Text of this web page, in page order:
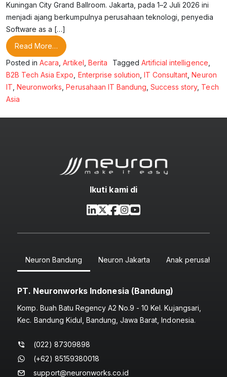
Kuningan City Grand Ballroom. Jakarta, pada 1–2 Juli 2026 ini
menjadi ajang berkumpulnya perusahaan teknologi, penyedia
Software as a […]
Read More… from Sorotan B2B Tech Asia Expo 2026 yang
Posted inAcara,Artikel , Berita TaggedArtificial intelligence,
B2B Tech Asia Expo, Enterprise solution, IT Consultant, Neuron
IT, Neuronworks, Perusahaan IT Bandung,Success story, Tech
Asia
Ikuti kami di
Neuron Bandung Neuron Jakarta Anak perusahaan
PT. Neuronworks Indonesia (Bandung)
Komp. Buah Batu Regency A2 No.9 - 10 Kel. Kujangsari,
Kec. Bandung Kidul, Bandung, Jawa Barat, Indonesia.
(022) 87309898
(+62) 85159380018
support@neuronworks.co.id